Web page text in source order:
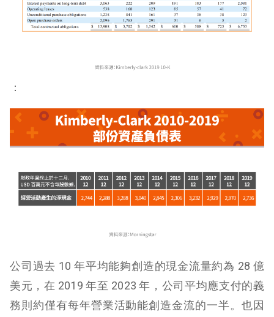
：
公司過去 10 年平均能夠創造的現金流量約為 28 億
美元，在 2019 年至 2023 年，公司平均應支付的義
務則約僅有每年營業活動能創造金流的一半。也因